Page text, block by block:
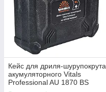
Кейс для дриля-шурупокрута
акумуляторного Vitals
Professional AU 1870 BS